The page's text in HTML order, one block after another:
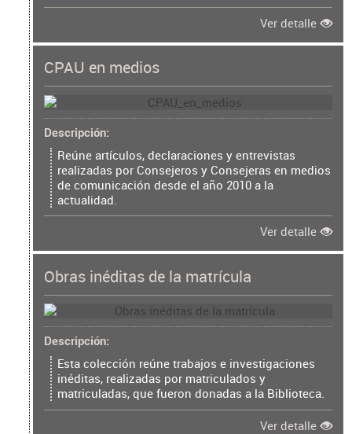
Ver detalle
CPAU en medios
Descripción
Reúne artículos, declaraciones y entrevistas
realizadas por Consejeros y Consejeras en medios
de comunicación desde el año 2010 a la
actualidad.
Ver detalle
Obras inéditas de la matrícula
Descripción
Esta colección reúne trabajos e investigaciones
inéditas, realizadas por matriculados y
matriculadas, que fueron donadas a la Biblioteca.
Ver detalle